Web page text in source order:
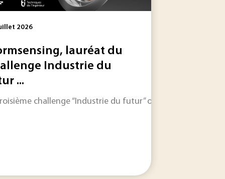
avec Techniques de l’Ingénieur a rendu son verdict,
du constructeur italien. Ce premier modèle
2026
lauréat du
Industrie du
...
challenge “Industrie du futur” organisé par SKF